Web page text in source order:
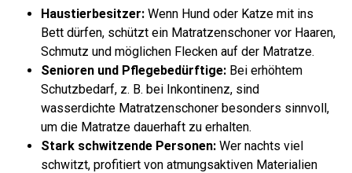
Haustierbesitzer: Wenn Hund oder Katze mit ins
Bett dürfen, schützt ein Matratzenschoner vor Haaren,
Schmutz und möglichen Flecken auf der Matratze.
Senioren und Pflegebedürftige: Bei erhöhtem
Schutzbedarf, z. B. bei Inkontinenz, sind
wasserdichte Matratzenschoner besonders sinnvoll,
um die Matratze dauerhaft zu erhalten.
Stark schwitzende Personen: Wer nachts viel
schwitzt, profitiert von atmungsaktiven Materialien